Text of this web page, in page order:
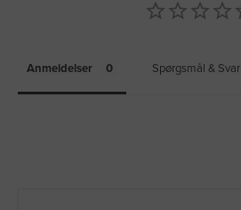
Anmeldelser Spørgsmål & Svar